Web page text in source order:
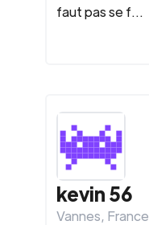
faut pas se f...
kevin 56
Vannes, France